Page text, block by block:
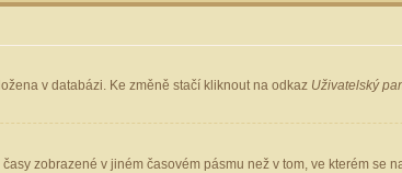
v databázi. Ke změně stačí kliknout na odkaz Uživatelský
zobrazené v jiném časovém pásmu než v tom, ve kterém